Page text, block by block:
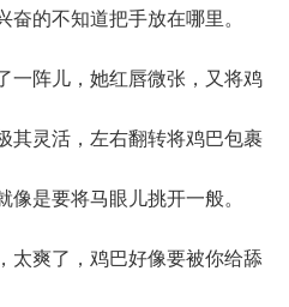
的不知道把手放在哪里。
阵儿，她红唇微张，又将鸡
其灵活，左右翻转将鸡巴包裹
是要将马眼儿挑开一般。
了，鸡巴好像要被你给舔